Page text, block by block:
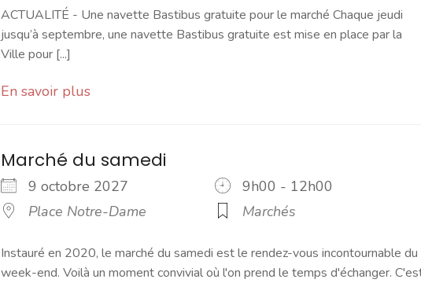
ACTUALITÉ - Une navette Bastibus gratuite pour le marché Chaque jeudi
jusqu’à septembre, une navette Bastibus gratuite est mise en place par la
Ville pour [...]
En savoir plus
Marché du samedi
9 octobre 2027
9h00 - 12h00
Place Notre-Dame
Marchés
Instauré en 2020, le marché du samedi est le rendez-vous incontournable du
week-end. Voilà un moment convivial où l'on prend le temps d'échanger.